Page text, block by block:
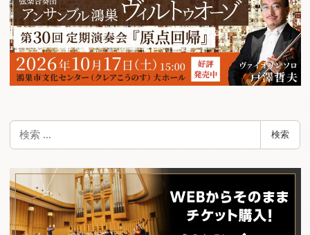
ー
シ
ョ
ン
検
検索